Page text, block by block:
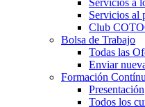
Servicios a
Servicios al
Club
Bolsa de Trabajo
Todas las
Enviar
Formación
Presentación
Todos los